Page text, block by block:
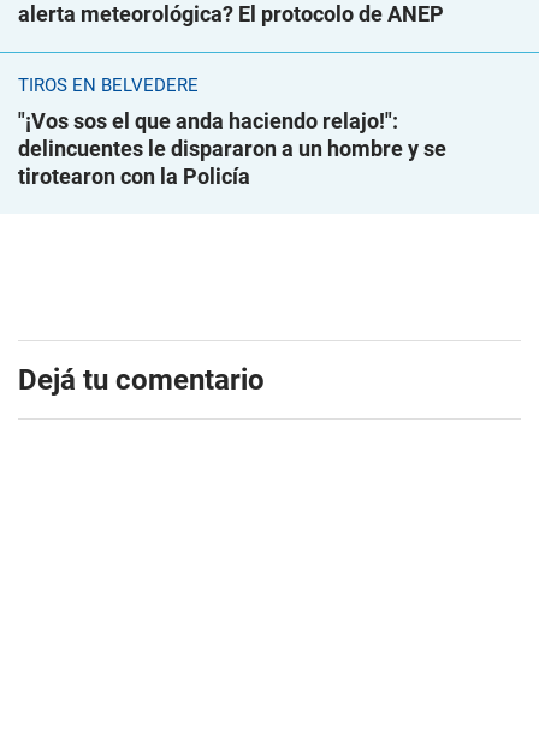
alerta meteorológica? El protocolo de ANEP
TIROS EN BELVEDERE
"¡Vos sos el que anda haciendo relajo!":
delincuentes le dispararon a un hombre y se
tirotearon con la Policía
Dejá tu comentario